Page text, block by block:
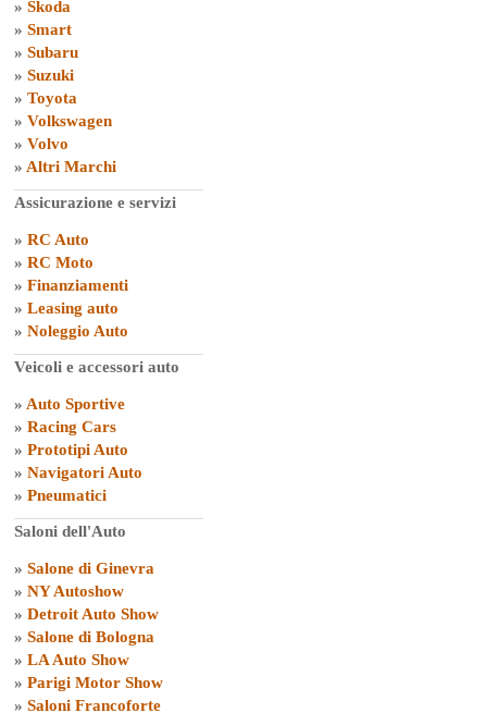
» Skoda
» Smart
» Subaru
» Suzuki
» Toyota
» Volkswagen
» Volvo
» Altri Marchi
Assicurazione e servizi
» RC Auto
» RC Moto
» Finanziamenti
» Leasing auto
» Noleggio Auto
Veicoli e accessori auto
» Auto Sportive
» Racing Cars
» Prototipi Auto
» Navigatori Auto
» Pneumatici
Saloni dell'Auto
» Salone di Ginevra
» NY Autoshow
» Detroit Auto Show
» Salone di Bologna
» LA Auto Show
» Parigi Motor Show
» Saloni Francoforte